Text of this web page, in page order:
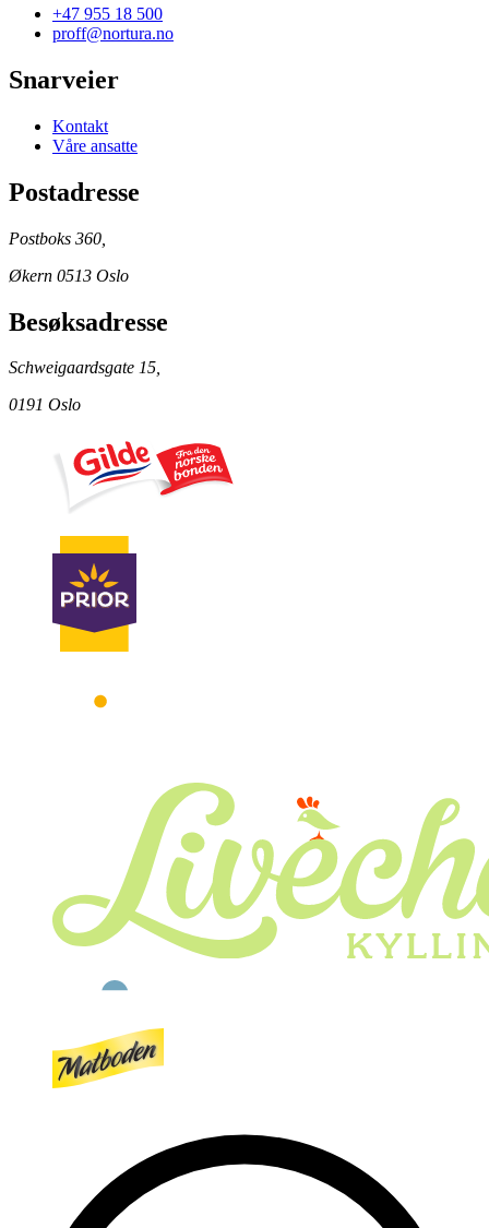
+47 955 18 500
proff@nortura.no
Snarveier
Kontakt
Våre ansatte
Postadresse
Postboks 360,
Økern 0513 Oslo
Besøksadresse
Schweigaardsgate 15,
0191 Oslo